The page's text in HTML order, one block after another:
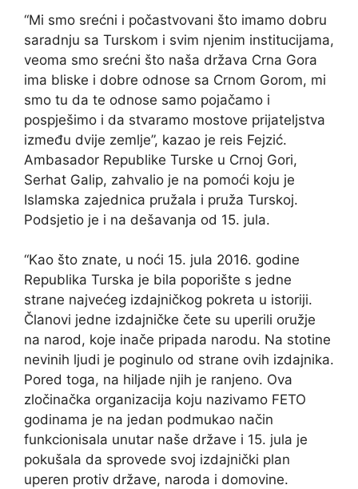
“Mi smo srećni i počastvovani što imamo dobru
saradnju sa Turskom i svim njenim institucijama,
veoma smo srećni što naša država Crna Gora
ima bliske i dobre odnose sa Crnom Gorom, mi
smo tu da te odnose samo pojačamo i
pospješimo i da stvaramo mostove prijateljstva
između dvije zemlje”, kazao je reis Fejzić.
Ambasador Republike Turske u Crnoj Gori,
Serhat Galip, zahvalio je na pomoći koju je
Islamska zajednica pružala i pruža Turskoj.
Podsjetio je i na dešavanja od 15. jula.
“Kao što znate, u noći 15. jula 2016. godine
Republika Turska je bila poporište s jedne
strane najvećeg izdajničkog pokreta u istoriji.
Članovi jedne izdajničke čete su uperili oružje
na narod, koje inače pripada narodu. Na stotine
nevinih ljudi je poginulo od strane ovih izdajnika.
Pored toga, na hiljade njih je ranjeno. Ova
zločinačka organizacija koju nazivamo FETO
godinama je na jedan podmukao način
funkcionisala unutar naše države i 15. jula je
pokušala da sprovede svoj izdajnički plan
uperen protiv države, naroda i domovine.